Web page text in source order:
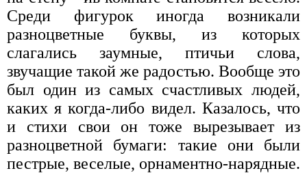
Среди фигурок иногда возникали
разноцветные буквы, из которых
слагались заумные, птичьи слова,
звучащие такой же радостью. Вообще это
был один из самых счастливых людей,
каких я когда-либо видел. Казалось, что
и стихи свои он тоже вырезывает из
разноцветной бумаги: такие они были
пестрые, веселые, орнаментно-нарядные.